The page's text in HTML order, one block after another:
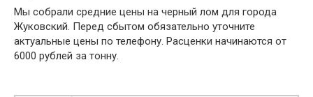
Мы собрали средние цены на черный лом для города
Жуковский. Перед сбытом обязательно уточните
актуальные цены по телефону. Расценки начинаются от
6000 рублей за тонну.